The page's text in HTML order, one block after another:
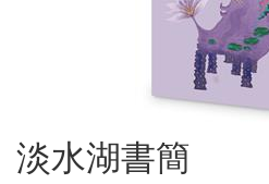
淡水湖書簡